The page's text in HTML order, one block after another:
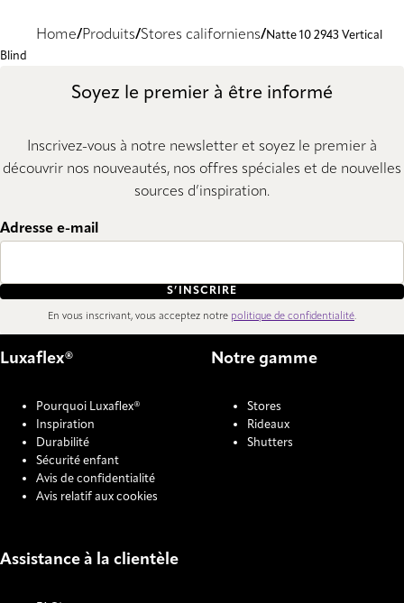
Home Produits Stores californiens
Natte 10 2943 Vertical
Blind
Soyez le premier à être informé
Inscrivez-vous à notre newsletter et soyez le premier à
découvrir nos nouveautés, nos offres spéciales et de nouvelles
sources d’inspiration.
Adresse e-mail
S’INSCRIRE
En vous inscrivant, vous acceptez notre politique de confidentialité.
Luxaflex®
Pourquoi Luxaflex®
Inspiration
Durabilité
Sécurité enfant
Avis de confidentialité
Avis relatif aux cookies
Notre gamme
Stores
Rideaux
Shutters
Assistance à la clientèle